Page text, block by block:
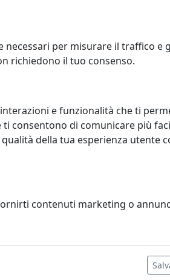
SCACCHIERA KASPAROV NERO,
IPlex
per misurare il traffico e
richiedono il tuo consenso.
e funzionalità che ti
consentono di comunicare più
della tua esperienza utente
contenuti marketing o